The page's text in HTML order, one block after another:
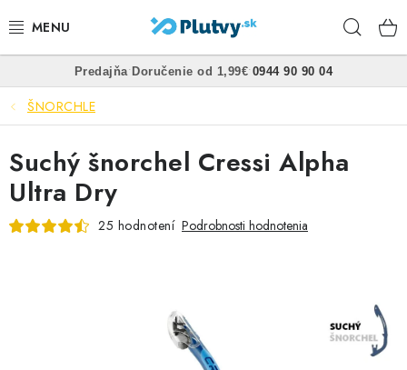
na
PLÁVANIE
ŠNORCHLOVANIE
FREEDIVING
SPEARFISHING
Predajňa• Doručenie od 1,99€• 0944 90 90 04
ŠNORCHLE
Suchý šnorchel Cressi Alpha
Ultra Dry
25 hodnotení Podrobnosti hodnotenia